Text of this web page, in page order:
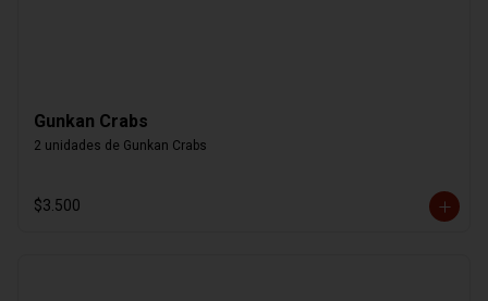
Gunkan Crabs
2 unidades de Gunkan Crabs
$3.500